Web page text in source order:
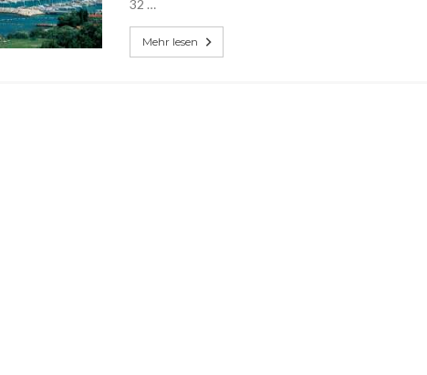
32 …
Mehr lesen